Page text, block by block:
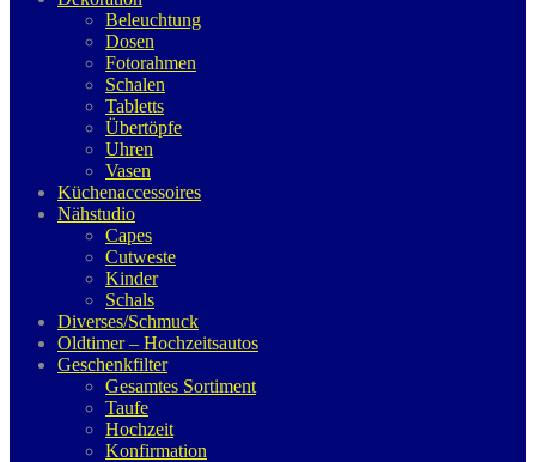
Beleuchtung
Dosen
Fotorahmen
Schalen
Tabletts
Übertöpfe
Uhren
Vasen
Küchenaccessoires
Nähstudio
Capes
Cutweste
Kinder
Schals
Diverses/Schmuck
Oldtimer – Hochzeitsautos
Geschenkfilter
Gesamtes Sortiment
Taufe
Hochzeit
Konfirmation